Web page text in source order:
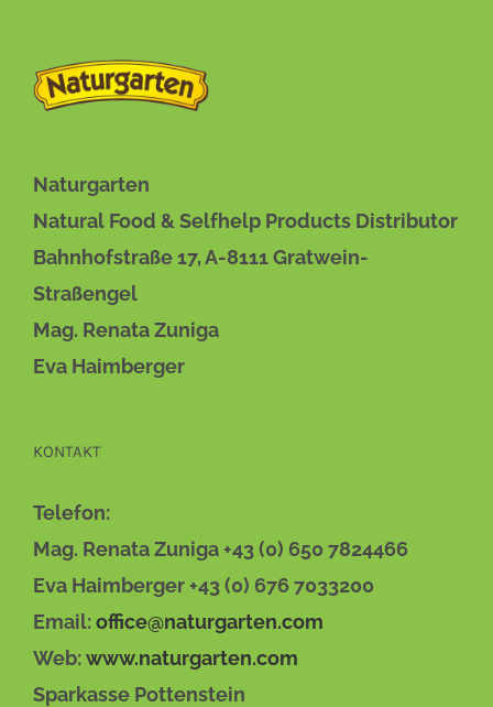
BESCHREIBUNG
DIE
OPTIONEN
KÖNNEN
Naturgarten
Natural Food & Selfhelp Products Distributor
Bahnhofstraße 17, A-8111 Gratwein-
Straßengel
Mag. Renata Zuniga
Eva Haimberger
KONTAKT
Telefon:
Mag. Renata Zuniga +43 (0) 650 7824466
Eva Haimberger +43 (0) 676 7033200
Email:office@naturgarten.com
Web:www.naturgarten.com
Sparkasse Pottenstein